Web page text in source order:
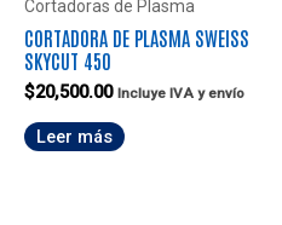
Cortadoras de Plasma
CORTADORA DE PLASMA SWEISS
SKYCUT 450
$20,500.00 Incluye IVA y envío
Leer más